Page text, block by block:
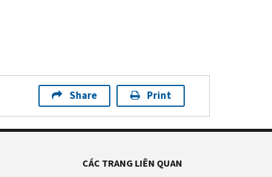
Share Print
CÁC TRANG LIÊN QUAN